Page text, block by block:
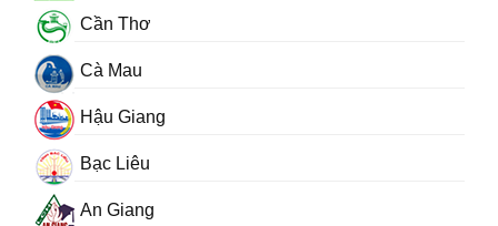
Cần Thơ
Cà Mau
Hậu Giang
Bạc Liêu
An Giang